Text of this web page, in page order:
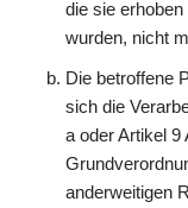
die sie
wurden, nicht
Die betroffene
sich die
a oder Artikel
anderweitigen